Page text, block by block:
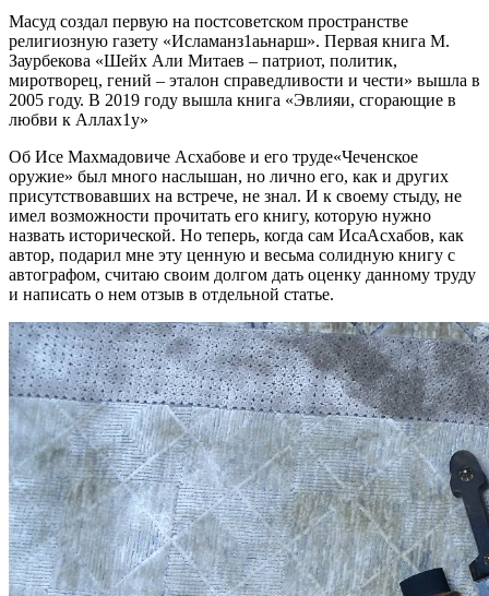
Масуд создал первую на постсоветском пространстве
религиозную газету «Исламанз1аьнарш». Первая книга М.
Заурбекова «Шейх Али Митаев – патриот, политик,
миротворец, гений – эталон справедливости и чести» вышла в
2005 году. В 2019 году вышла книга «Эвлияи, сгорающие в
любви к Аллах1у»
Об Исе Махмадовиче Асхабове и его труде«Чеченское
оружие» был много наслышан, но лично его, как и других
присутствовавших на встрече, не знал. И к своему стыду, не
имел возможности прочитать его книгу, которую нужно
назвать исторической. Но теперь, когда сам ИсаАсхабов, как
автор, подарил мне эту ценную и весьма солидную книгу с
автографом, считаю своим долгом дать оценку данному труду
и написать о нем отзыв в отдельной статье.